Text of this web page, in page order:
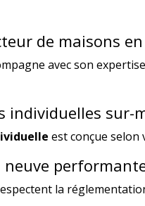
de maisons
avec son
individuelles sur-
est conçue selon
neuve
la